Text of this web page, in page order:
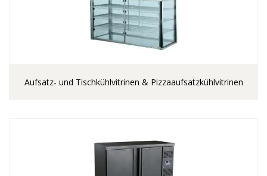
Aufsatz- und Tischkühlvitrinen & Pizzaaufsatzkühlvitrinen